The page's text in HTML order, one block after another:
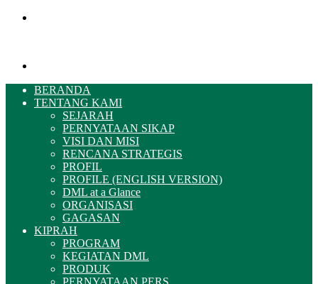
BERANDA
TENTANG KAMI
SEJARAH
PERNYATAAN SIKAP
VISI DAN MISI
RENCANA STRATEGIS
PROFIL
PROFILE (ENGLISH VERSION)
DML at a Glance
ORGANISASI
GAGASAN
KIPRAH
PROGRAM
KEGIATAN DML
PRODUK
PERNYATAAN PERS